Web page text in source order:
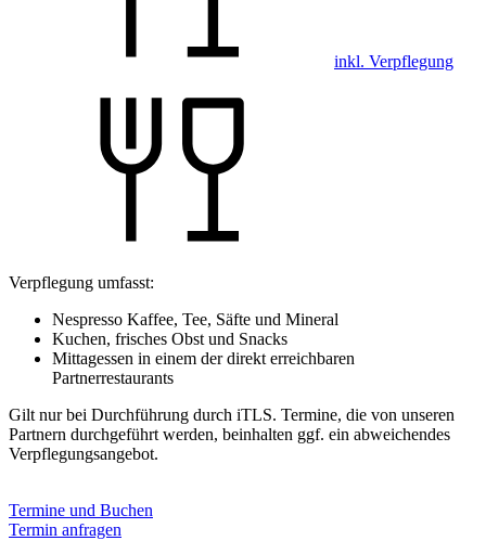
inkl. Verpflegung
Verpflegung umfasst:
Nespresso Kaffee, Tee, Säfte und Mineral
Kuchen, frisches Obst und Snacks
Mittagessen in einem der direkt erreichbaren
Partnerrestaurants
Gilt nur bei Durchführung durch iTLS. Termine, die von unseren
Partnern durchgeführt werden, beinhalten ggf. ein abweichendes
Verpflegungsangebot.
Termine und Buchen
Termin anfragen